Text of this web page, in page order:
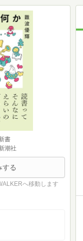
書
潮社
する
へ移動します